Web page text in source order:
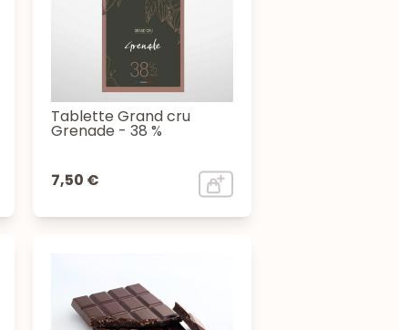
Tablette Grand cru
Grenade - 38 %
7,50 €